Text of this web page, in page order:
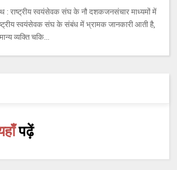
: राष्ट्रीय स्वयंसेवक संघ के नौ दशकजनसंचार माध्यमों में
स्वयंसेवक संघ के संबंध में भ्रामक जानकारी आती है,
व्यक्ति चकि...
पढ़ें